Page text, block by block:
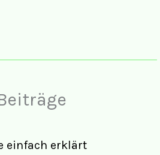
einfach erklärt